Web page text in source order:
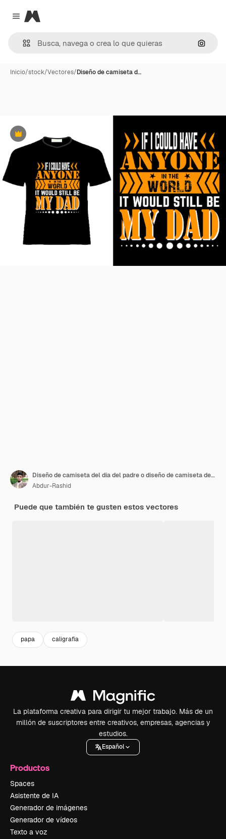
Close menu
Magnific
Inicio/stock/Vectores/Diseño de camiseta d…
Premium
Diseño de camiseta del día del padre o diseño de camiseta del día del padre o camiseta de tipografía o feliz día del padre
Abdur-Rashid
Puede que también te gusten estos vectores
papa caligrafia
La plataforma creativa para dirigir tu mejor trabajo. Más de un
millón de suscriptores entre creativos, empresas, agencias y
estudios.
Español
Productos
Spaces
Asistente de IA
Generador de imágenes
Generador de vídeos
Texto a voz